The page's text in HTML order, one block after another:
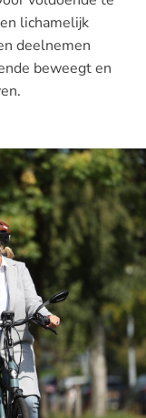
lichamelijk
deelnemen
beweegt en